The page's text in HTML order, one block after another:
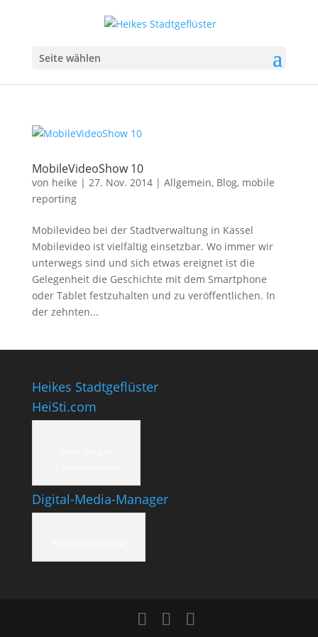
Seite wählen
MobileVideoShow 10
von heike | 27. Nov. 2014| Allgemein, Blog, mobile
reporting
Mobilevideo bei der Stadtverwaltung in Kassel
Mobilevideo ist vielfältig einsetzbar. Wo immer wir
unterwegs sind und sich etwas ereignet ist die
Gelegenheit die Geschichte mit dem Smartphone
oder Tablet festzuhalten und zu veröffentlichen. In
der zehnten...
Heikes Stadtgeflüster
HeiSti.com
Digital-Media-Manager